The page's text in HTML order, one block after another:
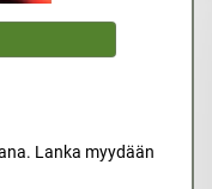
Lanka myydään